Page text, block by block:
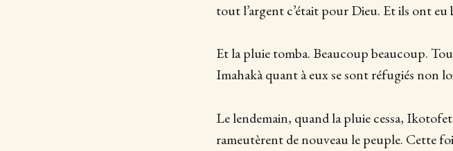
tout l’argent c’était pour Dieu. Et ils ont eu
Et la pluie tomba. Beaucoup beaucoup.
Imahakà quant à eux se sont réfugiés non
Le lendemain, quand la pluie cessa,
rameutèrent de nouveau le peuple. Cette